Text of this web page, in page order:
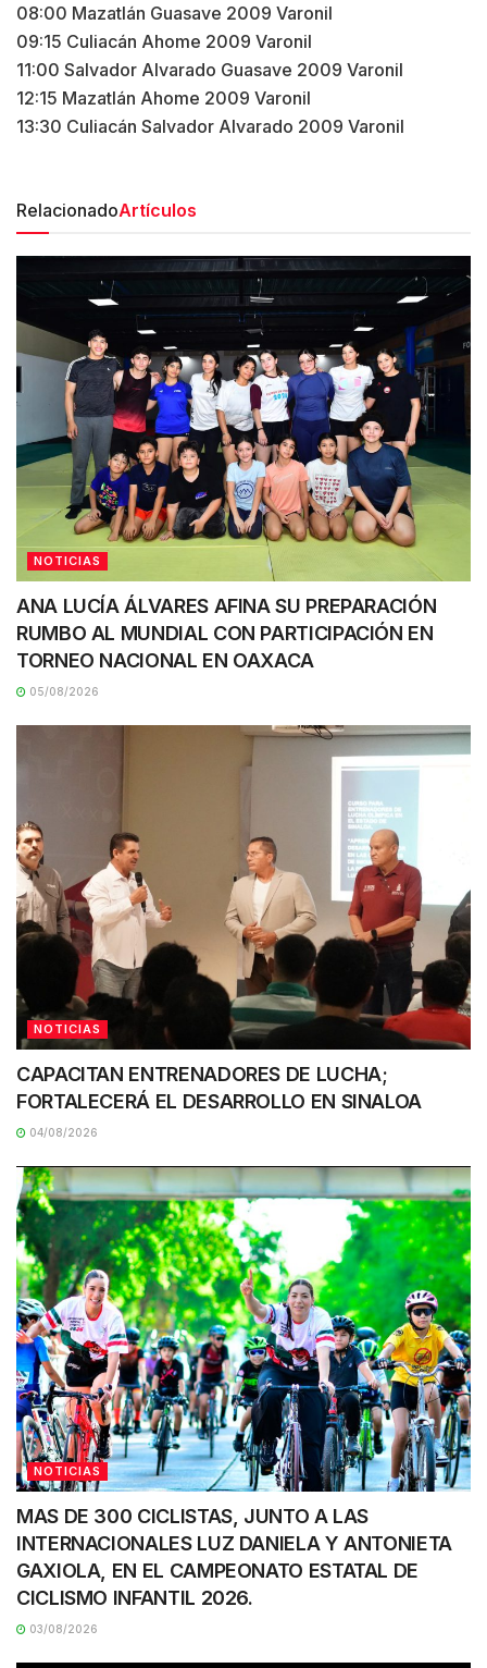
08:00 Mazatlán Guasave 2009 Varonil
09:15 Culiacán Ahome 2009 Varonil
11:00 Salvador Alvarado Guasave 2009 Varonil
12:15 Mazatlán Ahome 2009 Varonil
13:30 Culiacán Salvador Alvarado 2009 Varonil
RelacionadoArtículos
NOTICIAS
ANA LUCÍA ÁLVARES AFINA SU PREPARACIÓN
RUMBO AL MUNDIAL CON PARTICIPACIÓN EN
TORNEO NACIONAL EN OAXACA
05/08/2026
NOTICIAS
CAPACITAN ENTRENADORES DE LUCHA;
FORTALECERÁ EL DESARROLLO EN SINALOA
04/08/2026
NOTICIAS
MAS DE 300 CICLISTAS, JUNTO A LAS
INTERNACIONALES LUZ DANIELA Y ANTONIETA
GAXIOLA, EN EL CAMPEONATO ESTATAL DE
CICLISMO INFANTIL 2026.
03/08/2026